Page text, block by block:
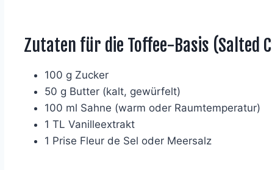
Zutaten für die Toffee-Basis (Salted
100 g Zucker
50 g Butter (kalt, gewürfelt)
100 ml Sahne (warm oder Raumtemperatur)
1 TL Vanilleextrakt
1 Prise Fleur de Sel oder Meersalz